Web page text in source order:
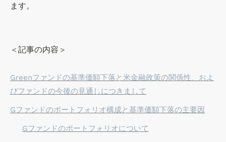
ます。
＜記事の内容＞
Greenファンドの基準価額下落と米金融政策の関係性、およ
びファンドの今後の見通しにつきまして
Gファンドのポートフォリオ構成と基準価額下落の主要因
Gファンドのポートフォリオについて